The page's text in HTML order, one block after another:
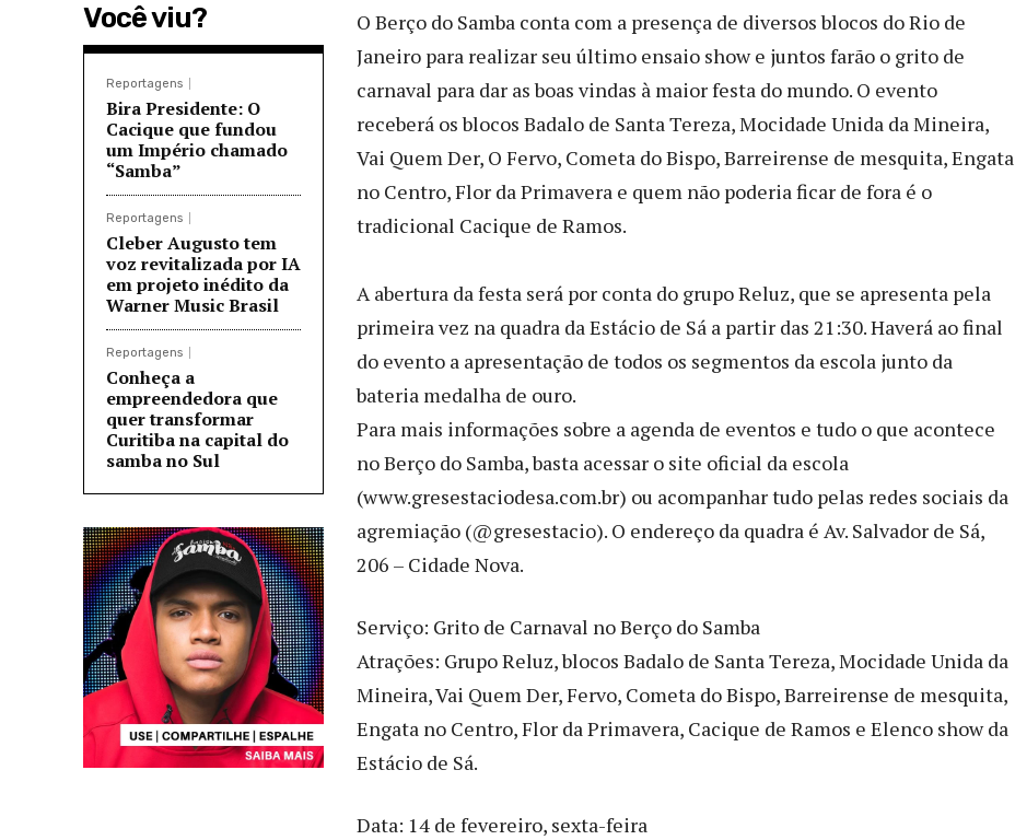
Você viu?
Reportagens
Bira Presidente: O
Cacique que fundou
um Império chamado
“Samba”
Reportagens
Cleber Augusto tem
voz revitalizada por IA
em projeto inédito da
Warner Music Brasil
Reportagens
Conheça a
empreendedora que
quer transformar
Curitiba na capital do
samba no Sul
O Berço do Samba conta com a presença de diversos blocos do Rio de
Janeiro para realizar seu último ensaio show e juntos farão o grito de
carnaval para dar as boas vindas à maior festa do mundo. O evento
receberá os blocos Badalo de Santa Tereza, Mocidade Unida da Mineira,
Vai Quem Der, O Fervo, Cometa do Bispo, Barreirense de mesquita, Engata
no Centro, Flor da Primavera e quem não poderia ficar de fora é o
tradicional Cacique de Ramos.
A abertura da festa será por conta do grupo Reluz, que se apresenta pela
primeira vez na quadra da Estácio de Sá a partir das 21:30. Haverá ao final
do evento a apresentação de todos os segmentos da escola junto da
bateria medalha de ouro.
Para mais informações sobre a agenda de eventos e tudo o que acontece
no Berço do Samba, basta acessar o site oficial da escola
(www.gresestaciodesa.com.br) ou acompanhar tudo pelas redes sociais da
agremiação (@gresestacio). O endereço da quadra é Av. Salvador de Sá,
206 – Cidade Nova.
Serviço: Grito de Carnaval no Berço do Samba
Atrações: Grupo Reluz, blocos Badalo de Santa Tereza, Mocidade Unida da
Mineira, Vai Quem Der, Fervo, Cometa do Bispo, Barreirense de mesquita,
Engata no Centro, Flor da Primavera, Cacique de Ramos e Elenco show da
Estácio de Sá.
Data: 14 de fevereiro, sexta-feira